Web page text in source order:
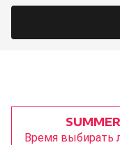
Время выбирать